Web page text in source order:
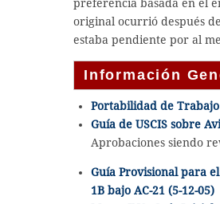
preferencia basada en el
original ocurrió después
estaba pendiente por al
Información
Portabilidad de Trabajo
Guía de USCIS sobre
Aprobaciones siendo
Guía Provisional para
1B bajo AC-21 (5-12-05)